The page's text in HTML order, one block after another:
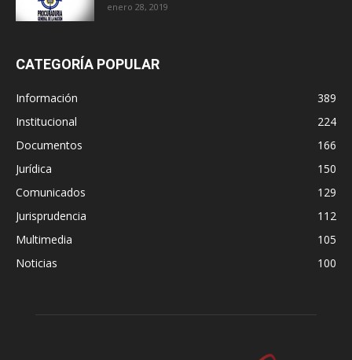
enero 28, 2019
CATEGORÍA POPULAR
Información
389
Institucional
224
Documentos
166
Jurídica
150
Comunicados
129
Jurisprudencia
112
Multimedia
105
Noticias
100